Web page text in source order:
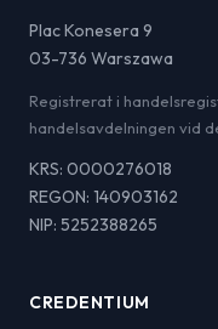
Plac Konesera 9
03-736 Warszawa
Registrerat i
handelsavdelningen vid
KRS: 0000276018
REGON: 140903162
NIP: 5252388265
CREDENTIUM